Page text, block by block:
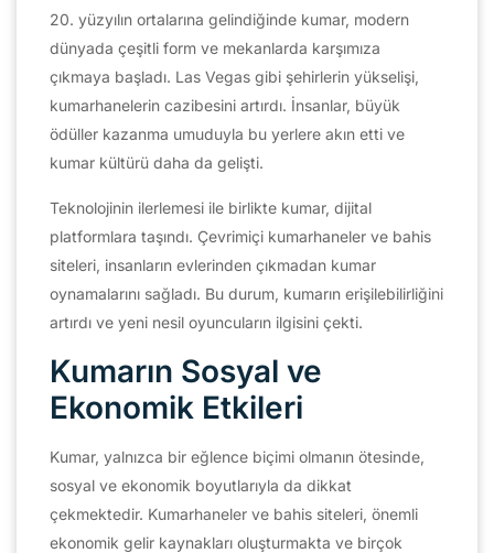
20. yüzyılın ortalarına gelindiğinde kumar, modern
dünyada çeşitli form ve mekanlarda karşımıza
çıkmaya başladı. Las Vegas gibi şehirlerin yükselişi,
kumarhanelerin cazibesini artırdı. İnsanlar, büyük
ödüller kazanma umuduyla bu yerlere akın etti ve
kumar kültürü daha da gelişti.
Teknolojinin ilerlemesi ile birlikte kumar, dijital
platformlara taşındı. Çevrimiçi kumarhaneler ve bahis
siteleri, insanların evlerinden çıkmadan kumar
oynamalarını sağladı. Bu durum, kumarın erişilebilirliğini
artırdı ve yeni nesil oyuncuların ilgisini çekti.
Kumarın Sosyal ve
Ekonomik Etkileri
Kumar, yalnızca bir eğlence biçimi olmanın ötesinde,
sosyal ve ekonomik boyutlarıyla da dikkat
çekmektedir. Kumarhaneler ve bahis siteleri, önemli
ekonomik gelir kaynakları oluşturmakta ve birçok